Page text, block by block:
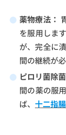
薬物療法：
を服用しま
が、完全に
間の継続が必
ピロリ菌除菌
間の薬の服
ば、 十二指